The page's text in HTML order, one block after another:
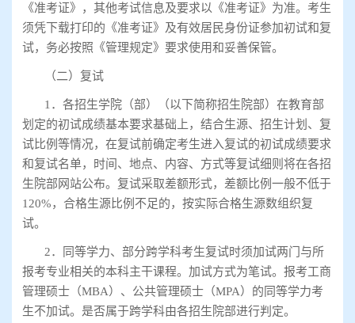
《准考证》，其他考试信息及要求以《准考证》为准。考生
须凭下载打印的《准考证》及有效居民身份证参加初试和复
试，务必按照《管理规定》要求使用和妥善保管。
（二）复试
1 ．各招生学院（部）（以下简称招生院部）在教育部
划定的初试成绩基本要求基础上，结合生源、招生计划、复
试比例等情况，在复试前确定考生进入复试的初试成绩要求
和复试名单，时间、地点、内容、方式等复试细则将在各招
生院部网站公布。复试采取差额形式，差额比例一般不低于
120%，合格生源比例不足的，按实际合格生源数组织复
试。
2．同等学力、部分跨学科考生复试时须加试两门与所
报考专业相关的本科主干课程。加试方式为笔试。报考工商
管理硕士（MBA ）、公共管理硕士（MPA ）的同等学力考
生不加试。是否属于跨学科由各招生院部进行判定。